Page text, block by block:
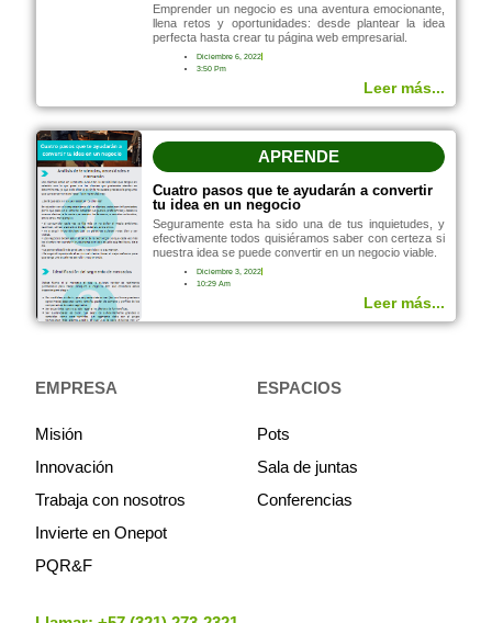
Emprender un negocio es una aventura emocionante,
llena retos y oportunidades: desde plantear la idea
perfecta hasta crear tu página web empresarial.
Diciembre 6, 2022
3:50 Pm
Leer más...
APRENDE
Cuatro pasos que te ayudarán a convertir
tu idea en un negocio
Seguramente esta ha sido una de tus inquietudes, y
efectivamente todos quisiéramos saber con certeza si
nuestra idea se puede convertir en un negocio viable.
Diciembre 3, 2022
10:29 Am
Leer más...
EMPRESA
Misión
Innovación
Trabaja con nosotros
Invierte en Onepot
PQR&F
ESPACIOS
Pots
Sala de juntas
Conferencias